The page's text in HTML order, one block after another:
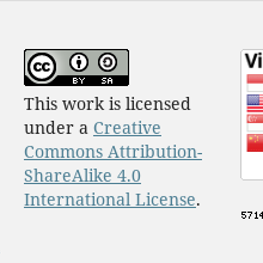
This work is licensed
under a Creative
Commons Attribution-
ShareAlike 4.0
International License.